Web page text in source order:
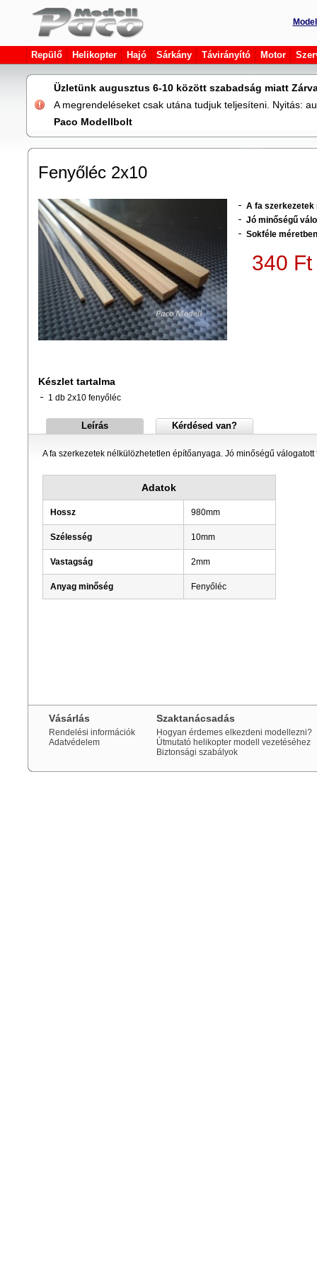
Repülő Helikopter Hajó Sárkány Távirányító Motor
Üzletünk augusztus 6-10 között szabadság miatt
A megrendeléseket csak utána tudjuk teljesíteni. Nyitás:
Paco Modellbolt
Fenyőléc 2x10
A fa szerkezetek
Jó minőségű
Sokféle
340 Ft
Készlet tartalma
1 db 2x10 fenyőléc
Leírás Kérdésed van?
A fa szerkezetek nélkülözhetetlen építőanyaga. Jó minőségű
Adatok
Hossz 980mm
Szélesség 10mm
Vastagság 2mm
Anyag minőség Fenyőléc
Vásárlás
Rendelési információk
Adatvédelem
Szaktanácsadás
Hogyan érdemes elkezdeni modellezni?
Útmutató helikopter modell vezetéséhez
Biztonsági szabályok